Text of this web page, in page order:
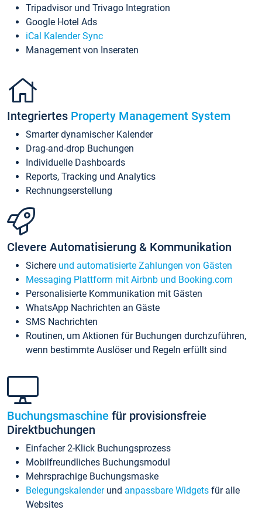
Tripadvisor und Trivago Integration
Google Hotel Ads
iCal Kalender Sync
Management von Inseraten
Integriertes Property Management System
Smarter dynamischer Kalender
Drag-and-drop Buchungen
Individuelle Dashboards
Reports, Tracking und Analytics
Rechnungserstellung
Clevere Automatisierung & Kommunikation
Sichere und automatisierte Zahlungen von Gästen
Messaging Plattform mit Airbnb und Booking.com
Personalisierte Kommunikation mit Gästen
WhatsApp Nachrichten an Gäste
SMS Nachrichten
Routinen, um Aktionen für Buchungen durchzuführen,
wenn bestimmte Auslöser und Regeln erfüllt sind
Buchungsmaschine für provisionsfreie
Direktbuchungen
Einfacher 2-Klick Buchungsprozess
Mobilfreundliches Buchungsmodul
Mehrsprachige Buchungsmaske
Belegungskalenderund anpassbare Widgets für alle
Websites